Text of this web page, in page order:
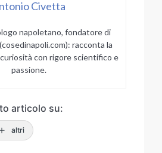
Civetta
napoletano, fondatore di
racconta la
con rigore scientifico e
passione.
articolo su:
altri